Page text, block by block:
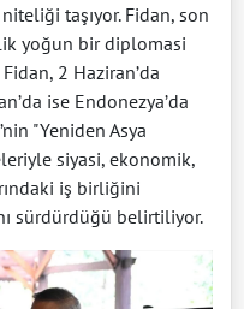
taşıyor. Fidan, son
yoğun bir diplomasi
2 Haziran’da
ise Endonezya’da
"Yeniden Asya
siyasi, ekonomik,
iş birliğini
sürdürdüğü belirtiliyor.